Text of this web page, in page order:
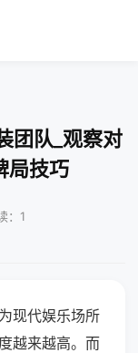
团队_观察对
局技巧
：1
现代娱乐场所
越来越高。而